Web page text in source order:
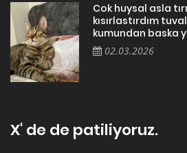
Cok huysal asla
kısırlastırdım
kumundan baska
02.03.2026
X' de de patiliyoruz.